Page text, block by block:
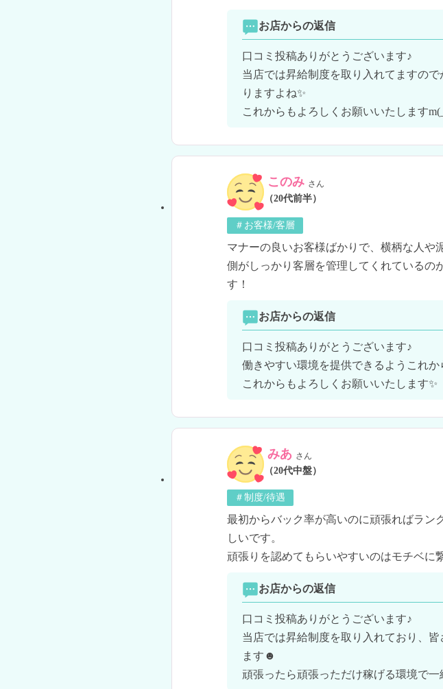
お店からの返信
口コミ投稿ありがとうございます♪
当店では昇給制度を取り入れてますの
りますよね✨
これからもよろしくお願いいたします
このみ さん
（20代前半）
＃お客様/客層
マナーの良いお客様ばかりで、横柄な人や
側がしっかり客層を管理してくれているの
す！
お店からの返信
口コミ投稿ありがとうございます♪
働きやすい環境を提供できるようこれ
これからもよろしくお願いいたします✨
みあ さん
（20代中盤）
＃制度/待遇
最初からバック率が高いのに頑張ればラン
しいです。
頑張りを認めてもらいやすいのはモチベに
お店からの返信
口コミ投稿ありがとうございます♪
当店では昇給制度を取り入れており、
ます☻
頑張ったら頑張っただけ稼げる環境で一